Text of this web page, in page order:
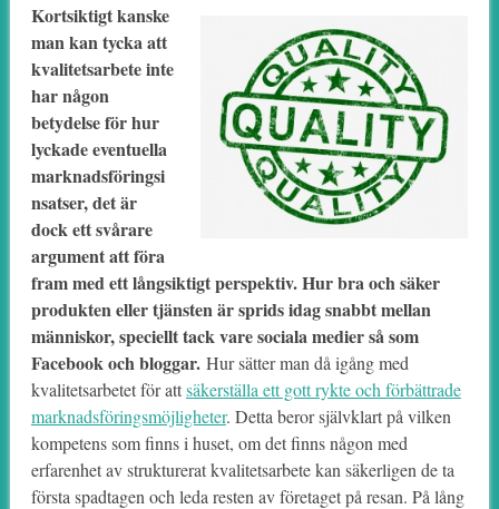
Kortsiktigt kanske
man kan tycka att
kvalitetsarbete inte
har någon
betydelse för hur
lyckade eventuella
marknadsföringsi
nsatser, det är
dock ett svårare
argument att föra
fram med ett långsiktigt perspektiv. Hur bra och säker
produkten eller tjänsten är sprids idag snabbt mellan
människor, speciellt tack vare sociala medier så som
Facebook och bloggar. Hur sätter man då igång med
kvalitetsarbetet för attsäkerställa ett gott rykte och förbättrade
marknadsföringsmöjligheter. Detta beror självklart på vilken
kompetens som finns i huset, om det finns någon med
erfarenhet av strukturerat kvalitetsarbete kan säkerligen de ta
första spadtagen och leda resten av företaget på resan. På lång